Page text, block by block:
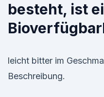
besteht, ist
leicht bitter im
Beschreibung.